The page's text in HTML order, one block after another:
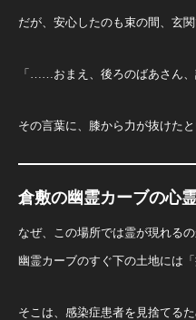
だが、安心したのも束の間、玄
「……おまえ、後ろのばあさん、
その言葉に、膝から力が抜けたと
倉敷の幽霊カーブの心
なぜ、この場所では霊が現れる
幽霊カーブのすぐ下の土地には
そこは、感染症患者を見捨てる